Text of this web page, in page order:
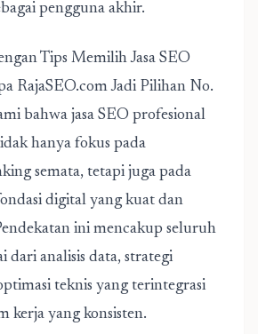
pengguna akhir.
Tips Memilih Jasa SEO
RajaSEO.com Jadi Pilihan No.
bahwa jasa SEO profesional
hanya fokus pada
semata, tetapi juga pada
digital yang kuat dan
ini mencakup seluruh
dari analisis data, strategi
teknis yang terintegrasi
kerja yang konsisten.